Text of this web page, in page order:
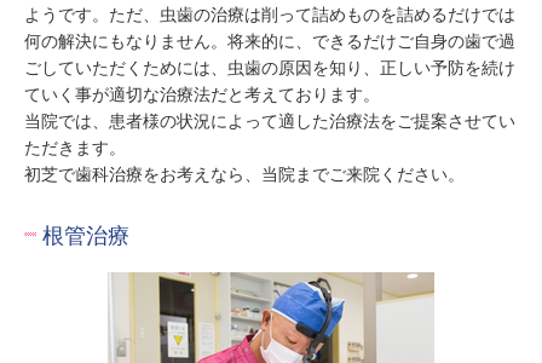
ようです。ただ、虫歯の治療は削って詰めものを詰めるだけでは
何の解決にもなりません。将来的に、できるだけご自身の歯で過
ごしていただくためには、虫歯の原因を知り、正しい予防を続け
ていく事が適切な治療法だと考えております。
当院では、患者様の状況によって適した治療法をご提案させてい
ただきます。
初芝で歯科治療をお考えなら、当院までご来院ください。
根管治療